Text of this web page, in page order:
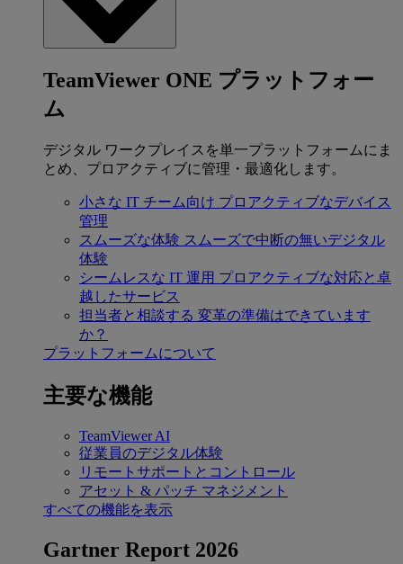
TeamViewer ONE プラットフォー
ム
デジタル ワークプレイスを単一プラットフォームにま
とめ、プロアクティブに管理・最適化します。
小さな IT チーム向け プロアクティブなデバイス
管理
スムーズな体験 スムーズで中断の無いデジタル
体験
シームレスな IT 運用 プロアクティブな対応と卓
越したサービス
担当者と相談する 変革の準備はできています
か？
プラットフォームについて
主要な機能
TeamViewer AI
従業員のデジタル体験
リモートサポートとコントロール
アセット & パッチ マネジメント
すべての機能を表示
Gartner Report 2026